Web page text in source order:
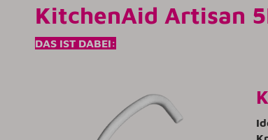
KitchenAid Artisan
DAS IST DABEI: